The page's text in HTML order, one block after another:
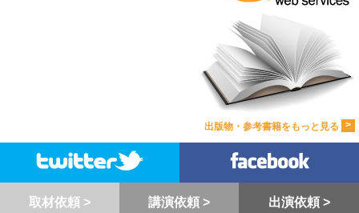
出版物・参考書籍をもっと見る >
取材依頼 > 講演依頼 > 出演依頼 >